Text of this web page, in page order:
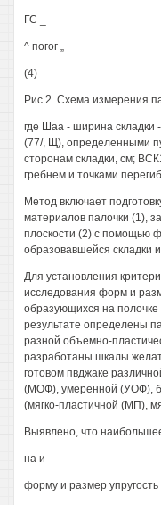
ГС _
^ погог „
(4)
Рис.2. Схема измерения
где Шаа - ширина складки
(77/, Щ), определенными
сторонам складки, см;
гребнем и точками
Метод включает
материалов палочки (1),
плоскости (2) с помощью
образовавшейся складки
Для установления
исследования форм и
образующихся на
результате определены
разной объемно-
разработаны шкалы
готовом пвджаке
(МОФ), умеренной (УОФ),
(мягко-пластичной (МП),
Выявлено, что
на и
форму и размер